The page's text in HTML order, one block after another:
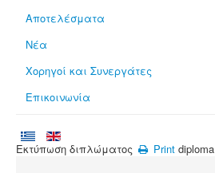
Αποτελέσματα
Νέα
Χορηγοί και Συνεργάτες
Επικοινωνία
Εκτύπωση διπλώματος Print diploma